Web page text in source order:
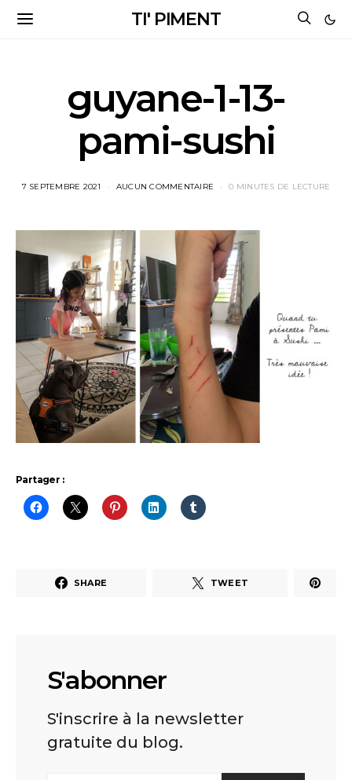
TI' PIMENT
guyane-1-13-
pami-sushi
7 SEPTEMBRE 2021 AUCUN COMMENTAIRE 0 MINUTES DE LECTURE
Partager :
SHARE TWEET
S'abonner
S'inscrire à la newsletter
gratuite du blog.